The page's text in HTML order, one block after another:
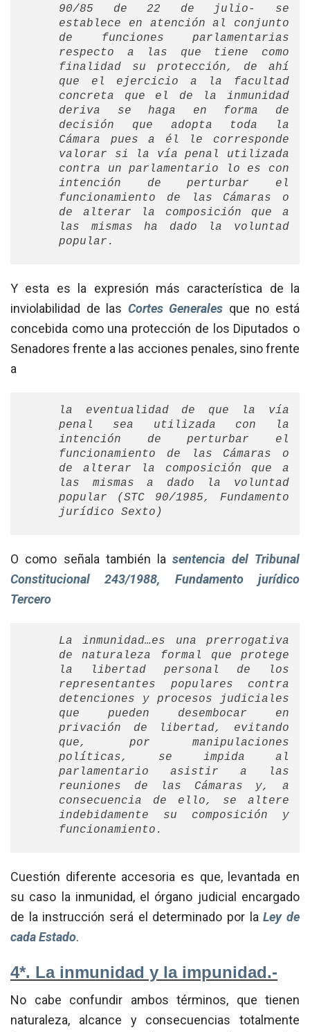
90/85 de 22 de julio- se
establece en atención al conjunto
de funciones parlamentarias
respecto a las que tiene como
finalidad su protección, de ahí
que el ejercicio a la facultad
concreta que el de la inmunidad
deriva se haga en forma de
decisión que adopta toda la
Cámara pues a él le corresponde
valorar si la vía penal utilizada
contra un parlamentario lo es con
intención de perturbar el
funcionamiento de las Cámaras o
de alterar la composición que a
las mismas ha dado la voluntad
popular.
Y esta es la expresión más característica de la
inviolabilidad de las Cortes Generales que no está
concebida como una protección de los Diputados o
Senadores frente a las acciones penales, sino frente
a
la eventualidad de que la vía
penal sea utilizada con la
intención de perturbar el
funcionamiento de las Cámaras o
de alterar la composición que a
las mismas a dado la voluntad
popular (STC 90/1985, Fundamento
jurídico Sexto)
O como señala también lasentencia del Tribunal
Constitucional 243/1988, Fundamento jurídico
Tercero
La inmunidad…es una prerrogativa
de naturaleza formal que protege
la libertad personal de los
representantes populares contra
detenciones y procesos judiciales
que pueden desembocar en
privación de libertad, evitando
que, por manipulaciones
políticas, se impida al
parlamentario asistir a las
reuniones de las Cámaras y, a
consecuencia de ello, se altere
indebidamente su composición y
funcionamiento.
Cuestión diferente accesoria es que, levantada en
su caso la inmunidad, el órgano judicial encargado
de la instrucción será el determinado por laLey de
cada Estado.
4*. La inmunidad y la impunidad.-
No cabe confundir ambos términos, que tienen
naturaleza, alcance y consecuencias totalmente